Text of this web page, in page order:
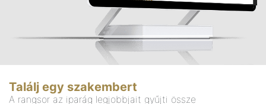
Találj egy szakembert
A rangsor az iparág legjobbjait gyűjti össze